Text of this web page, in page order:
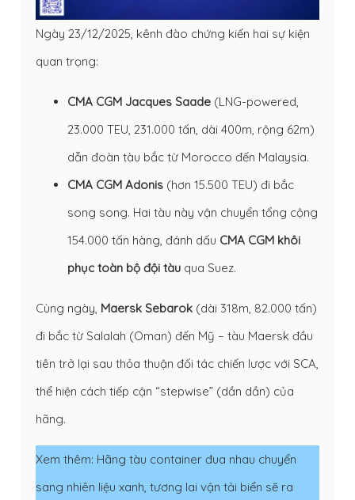
Ngày 23/12/2025, kênh đào chứng kiến hai sự kiện
quan trọng:
CMA CGM Jacques Saade (LNG-powered,
23.000 TEU, 231.000 tấn, dài 400m, rộng 62m)
dẫn đoàn tàu bắc từ Morocco đến Malaysia.
CMA CGM Adonis (hơn 15.500 TEU) đi bắc
song song. Hai tàu này vận chuyển tổng cộng
154.000 tấn hàng, đánh dấu CMA CGM khôi
phục toàn bộ đội tàu qua Suez.
Cùng ngày, Maersk Sebarok (dài 318m, 82.000 tấn)
đi bắc từ Salalah (Oman) đến Mỹ – tàu Maersk đầu
tiên trở lại sau thỏa thuận đối tác chiến lược với SCA,
thể hiện cách tiếp cận “stepwise” (dần dần) của
hãng.
Xem thêm: Hãng tàu container đua nhau chuyển
sang nhiên liệu xanh, tương lai vận tải biển sẽ ra